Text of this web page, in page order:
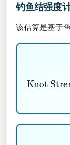
钓鱼结强度
该估算是基于